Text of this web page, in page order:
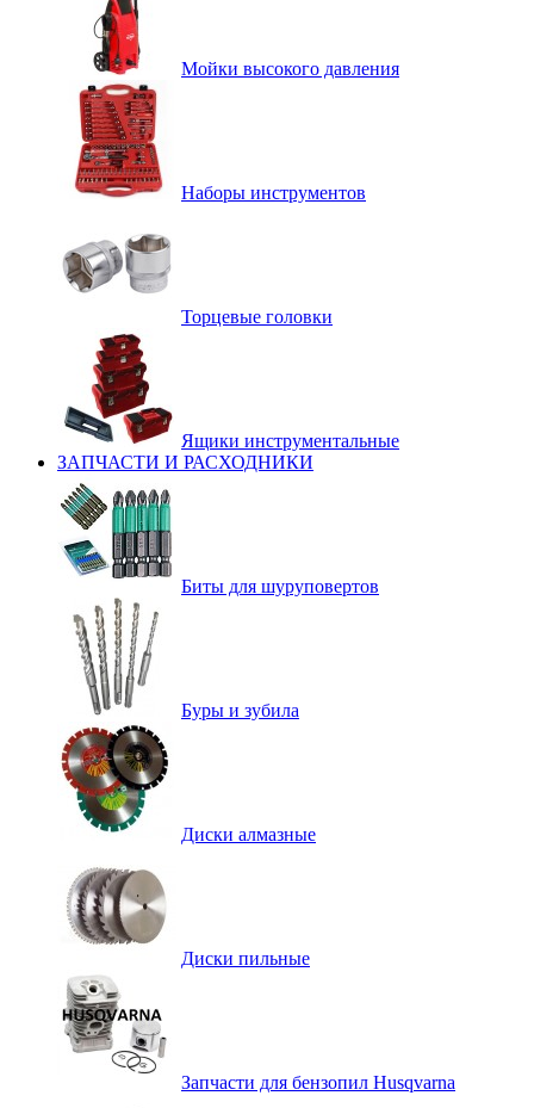
Мойки высокого давления
Наборы инструментов
Торцевые головки
Ящики инструментальные
ЗАПЧАСТИ И РАСХОДНИКИ
Биты для шуруповертов
Буры и зубила
Диски алмазные
Диски пильные
Запчасти для бензопил Husqvarna